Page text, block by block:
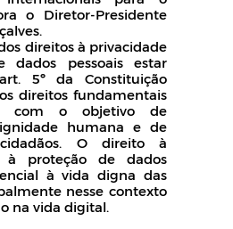
o Diretor-Presidente
direitos à privacidade
dados pessoais estar
5º da Constituição
direitos fundamentais
com o objetivo de
humana e de
O direito à
à proteção de dados
à vida digna das
nesse contexto
na vida digital.